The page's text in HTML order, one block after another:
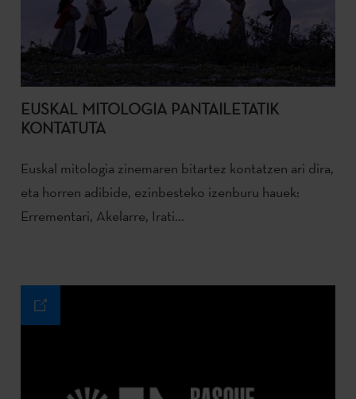
EUSKAL MITOLOGIA PANTAILETATIK
KONTATUTA
Euskal mitologia zinemaren bitartez kontatzen ari dira,
eta horren adibide, ezinbesteko izenburu hauek:
Errementari, Akelarre, Irati...